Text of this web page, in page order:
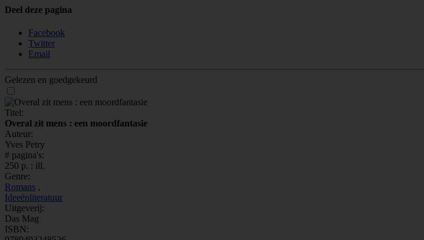
Deel deze pagina
Facebook
Twitter
Email
Gelezen en goedgekeurd
Titel:
Overal zit mens : een moordfantasie
Auteur:
Yves Petry
# pagina's:
250 p. : ill.
Genre:
Romans ,
Ideeënliteratuur
Uitgeverij:
Das Mag
ISBN: